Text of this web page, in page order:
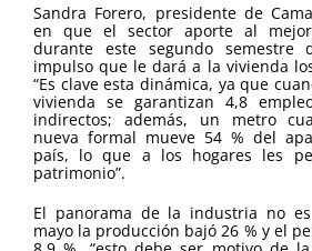
Sandra Forero, presidente de
en que el sector aporte al
durante este segundo semestre
impulso que le dará a la vivienda
“Es clave esta dinámica, ya que
vivienda se garantizan 4,8
indirectos; además, un metro
nueva formal mueve 54 % del
país, lo que a los hogares les
patrimonio”.
El panorama de la industria no
mayo la producción bajó 26 % y el